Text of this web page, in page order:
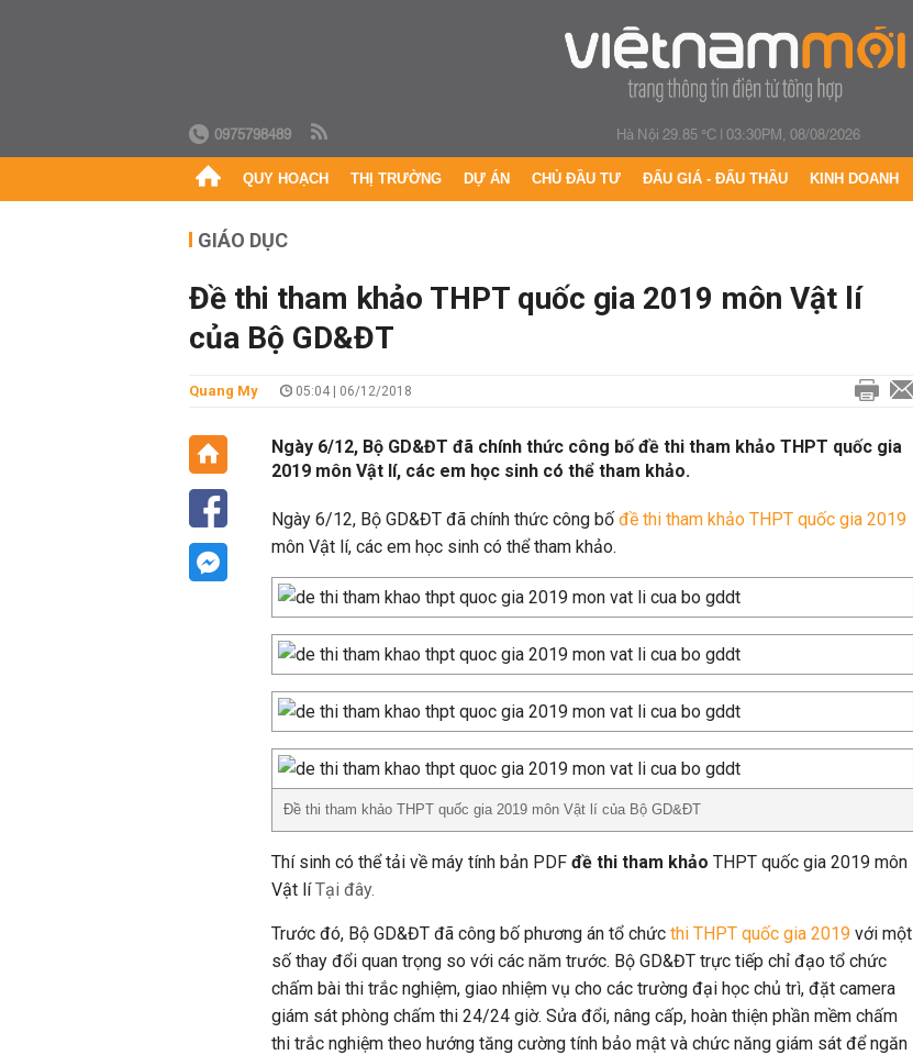
0975798489 Hà Nội 29.85 °C|03:30PM, 08/08/2026
QUY HOẠCH THỊ TRƯỜNG DỰ ÁN CHỦ ĐẦU TƯ ĐẤU GIÁ - ĐẤU THẦU KINH DOANH
GIÁO DỤC
Đề thi tham khảo THPT quốc gia 2019 môn Vật lí
của Bộ GD&ĐT
Quang My 05:04 | 06/12/2018
Ngày 6/12, Bộ GD&ĐT đã chính thức công bố đề thi tham khảo THPT quốc gia
2019 môn Vật lí, các em học sinh có thể tham khảo.
Ngày 6/12, Bộ GD&ĐT đã chính thức công bố đề thi tham khảo THPT quốc gia 2019
môn Vật lí, các em học sinh có thể tham khảo.
Đề thi tham khảo THPT quốc gia 2019 môn Vật lí của Bộ GD&ĐT
Thí sinh có thể tải về máy tính bản PDF đề thi tham khảo THPT quốc gia 2019 môn
Vật líTại đây.
Trước đó, Bộ GD&ĐT đã công bố phương án tổ chức thi THPT quốc gia 2019 với một
số thay đổi quan trọng so với các năm trước. Bộ GD&ĐT trực tiếp chỉ đạo tổ chức
chấm bài thi trắc nghiệm, giao nhiệm vụ cho các trường đại học chủ trì, đặt camera
giám sát phòng chấm thi 24/24 giờ. Sửa đổi, nâng cấp, hoàn thiện phần mềm chấm
thi trắc nghiệm theo hướng tăng cường tính bảo mật và chức năng giám sát để ngăn